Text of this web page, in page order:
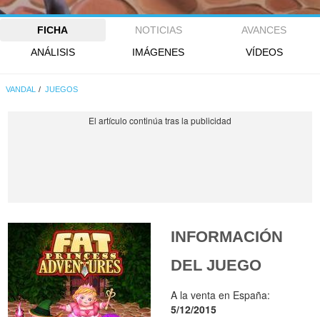
FICHA NOTICIAS
AVANCES
ANÁLISIS
IMÁGENES VÍDEOS
VANDAL JUEGOS
INFORMACIÓN
DEL JUEGO
A la venta en España:
5/12/2015